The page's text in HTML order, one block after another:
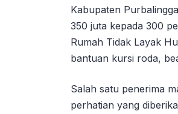
Kabupaten
350 juta kepada 300
Rumah Tidak Layak
bantuan kursi roda,
Salah satu penerima
perhatian yang